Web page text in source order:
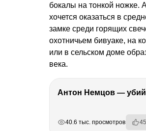
бокалы на тонкой ножке.
хочется оказаться в
замке среди горящих
охотничьем бивуаке, на
или в сельском доме
века.
40.6 тыс. просмотров 45